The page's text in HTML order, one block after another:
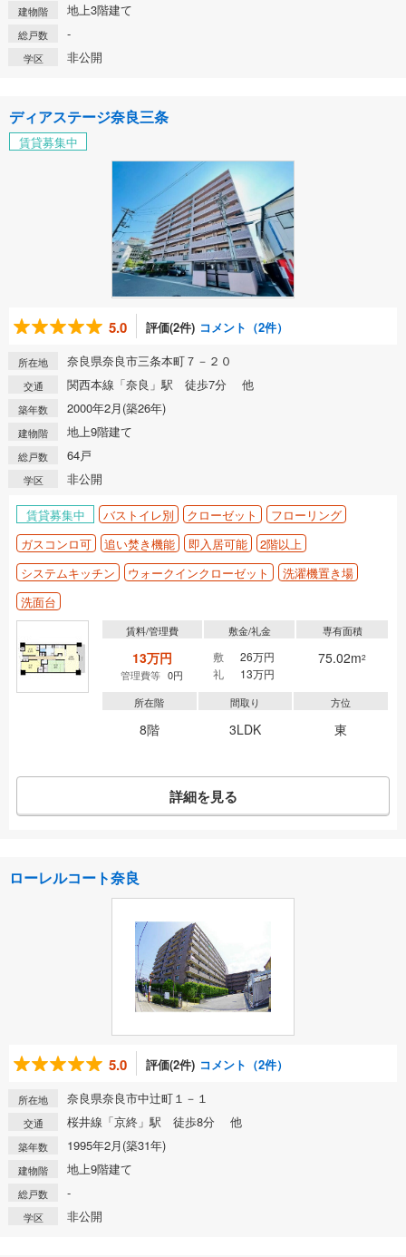
建物階 地上3階建て
総戸数 -
学区 非公開
ディアステージ奈良三条
賃貸募集中
5.0 評価(2件) コメント（2件）
所在地 奈良県奈良市三条本町７－２０
交通 関西本線「奈良」駅 徒歩7分 他
築年数 2000年2月(築26年)
建物階 地上9階建て
総戸数 64戸
学区 非公開
賃貸募集中 バストイレ別 クローゼット
フローリング
ガスコンロ可
追い焚き機能 即入居可能
2階以上
システムキッチン
ウォークインクローゼット
洗濯機置き場
洗面台
賃料/管理費
13万円
管理費等 0円
敷金/礼金
敷
26万円
礼
13万円
専有面積
75.02m2
所在階
8階
間取り
3LDK
方位
東
詳細を見る
ローレルコート奈良
5.0 評価(2件) コメント（2件）
所在地 奈良県奈良市中辻町１－１
交通 桜井線「京終」駅 徒歩8分 他
築年数 1995年2月(築31年)
建物階 地上9階建て
総戸数 -
学区 非公開